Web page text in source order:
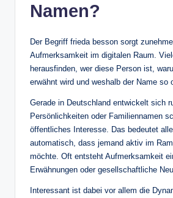
Namen?
Der Begriff frieda besson sorgt
Aufmerksamkeit im digitalen Raum.
herausfinden, wer diese Person ist,
erwähnt wird und weshalb der Name so
Gerade in Deutschland entwickelt sich
Persönlichkeiten oder Familiennamen
öffentliches Interesse. Das bedeutet
automatisch, dass jemand aktiv im
möchte. Oft entsteht Aufmerksamkeit
Erwähnungen oder gesellschaftliche
Interessant ist dabei vor allem die